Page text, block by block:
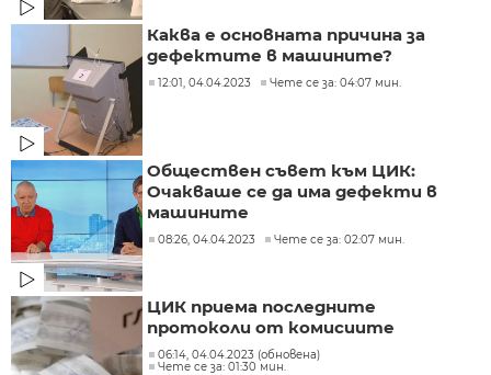
Каква е основната причина за
дефектите в машините?
12:01, 04.04.2023 Чете се за: 04:07 мин.
Обществен съвет към ЦИК:
Очакваше се да има дефекти в
машините
08:26, 04.04.2023 Чете се за: 02:07 мин.
ЦИК приема последните
протоколи от комисиите
06:14, 04.04.2023 (обновена)
Чете се за: 01:30 мин.